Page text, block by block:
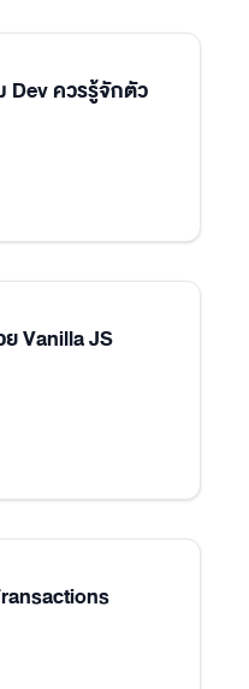
Dev ควรรู้จักตัว
Vanilla JS